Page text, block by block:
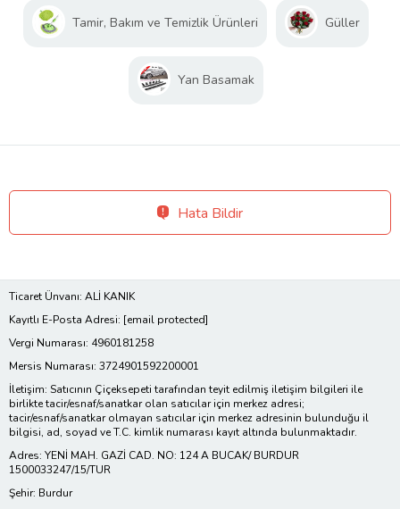
Tamir, Bakım ve Temizlik Ürünleri Güller
Yan Basamak
Hata Bildir
Ticaret Ünvanı: ALİ KANIK
Kayıtlı E-Posta Adresi: [email protected]
Vergi Numarası: 4960181258
Mersis Numarası: 3724901592200001
İletişim: Satıcının Çiçeksepeti tarafından teyit edilmiş iletişim bilgileri ile
birlikte tacir/esnaf/sanatkar olan satıcılar için merkez adresi;
tacir/esnaf/sanatkar olmayan satıcılar için merkez adresinin bulunduğu il
bilgisi, ad, soyad ve T.C. kimlik numarası kayıt altında bulunmaktadır.
Adres: YENİ MAH. GAZİ CAD. NO: 124 A BUCAK/ BURDUR
1500033247/15/TUR
Şehir: Burdur